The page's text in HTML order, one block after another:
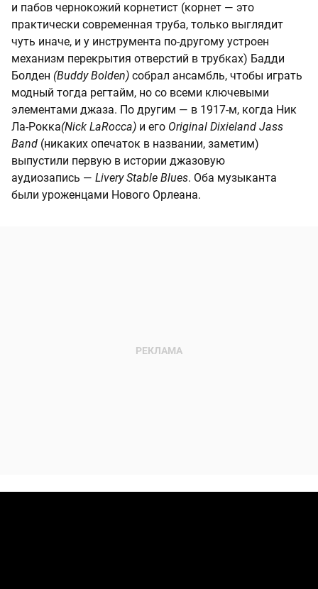
и пабов чернокожий корнетист (корнет — это
практически современная труба, только выглядит
чуть иначе, и у инструмента по-другому устроен
механизм перекрытия отверстий в трубках) Бадди
Болден (Buddy Bolden) собрал ансамбль, чтобы играть
модный тогда регтайм, но со всеми ключевыми
элементами джаза. По другим — в 1917-м, когда Ник
Ла-Рокка(Nick LaRocca) и его Original Dixieland Jass
Band (никаких опечаток в названии, заметим)
выпустили первую в истории джазовую
аудиозапись — Livery Stable Blues. Оба музыканта
были уроженцами Нового Орлеана.